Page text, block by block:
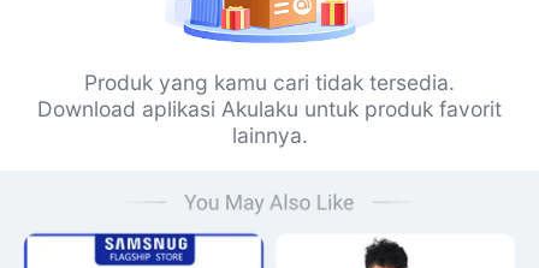
Produk yang kamu cari tidak tersedia.
Download aplikasi Akulaku untuk produk favorit
lainnya.